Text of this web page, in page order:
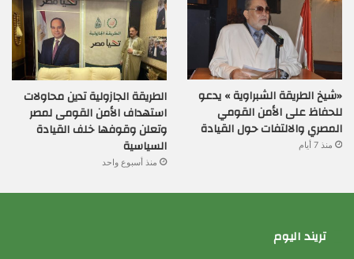
«شيخ الطريقة الشبراوية » يدعو
للحفاظ على الأمن القومي
المصري والالتفات حول القيادة
منذ 7 أيام
الطريقة الجازولية تدين محاولات
استهداف الأمن القومى لمصر
وتعلن وقوفها خلف القيادة
السياسية
منذ أسبوع واحد
تريند اليوم